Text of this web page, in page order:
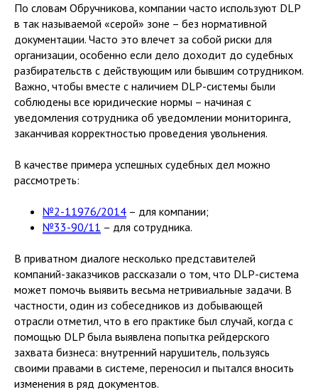
По словам Обручникова, компании часто используют DLP
в так называемой «серой» зоне – без нормативной
документации. Часто это влечет за собой риски для
организации, особенно если дело доходит до судебных
разбирательств с действующим или бывшим сотрудником.
Важно, чтобы вместе с наличием DLP-системы были
соблюдены все юридические нормы – начиная с
уведомления сотрудника об уведомлении мониторинга,
заканчивая корректностью проведения увольнения.
В качестве примера успешных судебных дел можно
рассмотреть:
№2-11976/2014 – для компании;
№33-90/11 – для сотрудника.
В приватном диалоге несколько представителей
компаний-заказчиков рассказали о том, что DLP-система
может помочь выявить весьма нетривиальные задачи. В
частности, один из собеседников из добывающей
отрасли отметил, что в его практике был случай, когда с
помощью DLP была выявлена попытка рейдерского
захвата бизнеса: внутренний нарушитель, пользуясь
своими правами в системе, переносил и пытался вносить
изменения в ряд документов.